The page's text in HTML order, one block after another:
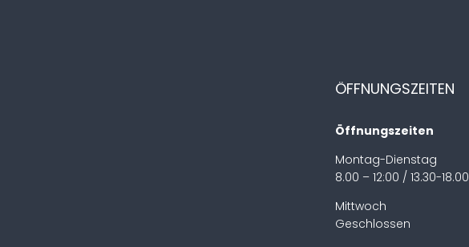
ÖFFNUNGSZEITEN
Öffnungszeiten
Montag-Dienstag
8.00 – 12:00 / 13.30-18.00
Mittwoch
Geschlossen